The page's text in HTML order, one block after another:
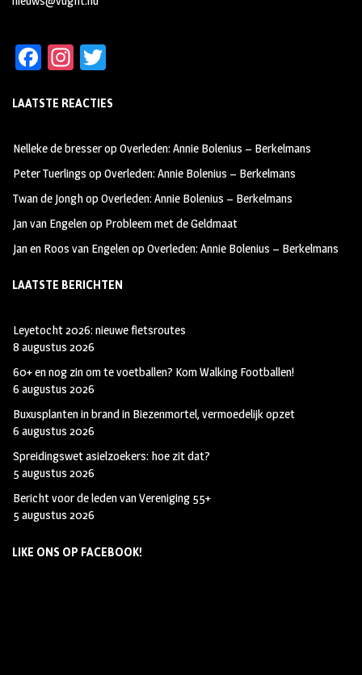
Fa
b
oo
k
In
ag
m
tt
LAATSTE REACTIES
Nelleke de bresseropOverleden: Annie Bolenius – Berkelmans
Peter Tuerlings opOverleden: Annie Bolenius – Berkelmans
Twan de JonghopOverleden: Annie Bolenius – Berkelmans
Jan van Engelenop Probleem met de Geldmaat
Jan en Roos van EngelenopOverleden: Annie Bolenius – Berkelmans
LAATSTE BERICHTEN
Leyetocht 2026: nieuwe fietsroutes
8 augustus 2026
60+ en nog zin om te voetballen? Kom Walking Footballen!
6 augustus 2026
Buxusplanten in brand in Biezenmortel, vermoedelijk opzet
6 augustus 2026
Spreidingswet asielzoekers: hoe zit dat?
5 augustus 2026
Bericht voor de leden van Vereniging 55+
5 augustus 2026
LIKE ONS OP FACEBOOK!